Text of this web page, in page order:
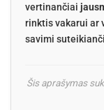
vertinančiai
rinktis vakarui ar
savimi
Šis aprašymas